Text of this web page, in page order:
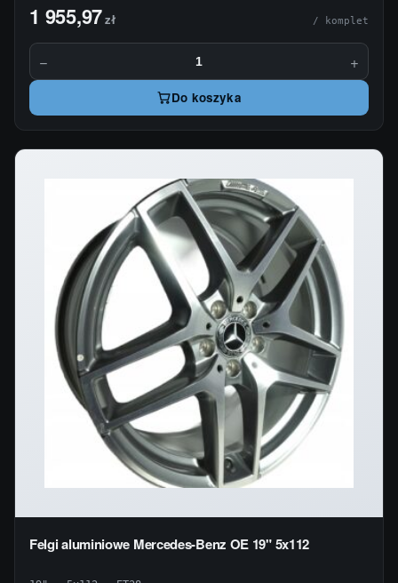
1 955,97zł / komplet
− +
Do koszyka
Felgi aluminiowe Mercedes-Benz OE 19" 5x112